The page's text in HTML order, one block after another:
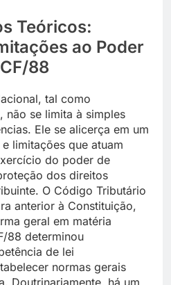
Teóricos:
ao Poder
88
tal como
não se limita à simples
Ele se alicerça em um
limitações que atuam
do poder de
dos direitos
O Código Tributário
anterior à Constituição,
geral em matéria
88 determinou
de lei
normas gerais
Doutrinariamente, há um